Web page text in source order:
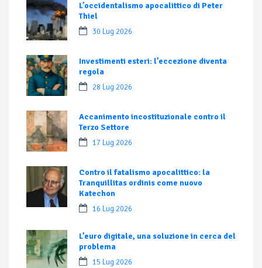
L’occidentalismo apocalittico di Peter
Thiel
30 Lug 2026
Investimenti esteri: l’eccezione diventa
regola
28 Lug 2026
Accanimento incostituzionale contro il
Terzo Settore
17 Lug 2026
Contro il fatalismo apocalittico: la
Tranquillitas ordinis come nuovo
Katechon
16 Lug 2026
L’euro digitale, una soluzione in cerca del
problema
15 Lug 2026